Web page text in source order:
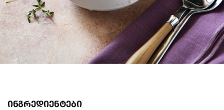
ინგრედიენტები